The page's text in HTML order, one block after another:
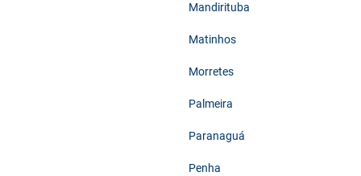
Mandirituba
Matinhos
Morretes
Palmeira
Paranaguá
Penha